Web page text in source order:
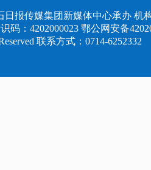
报传媒集团新媒体中心承办 机
码：4202000023 鄂公网安备
联系方式：0714-6252332